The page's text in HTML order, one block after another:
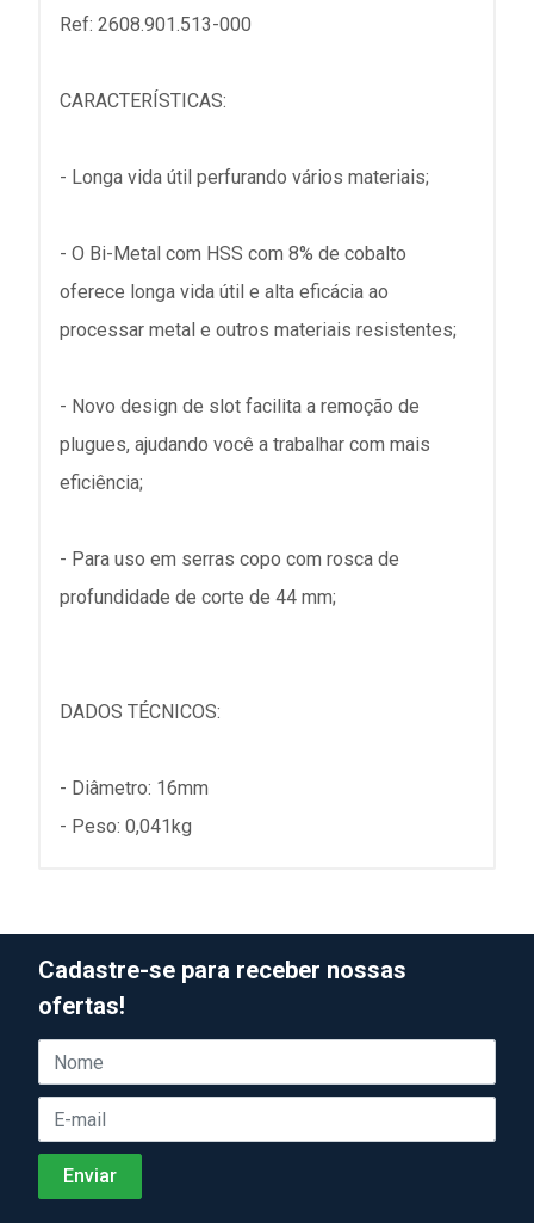
Ref: 2608.901.513-000
CARACTERÍSTICAS:
- Longa vida útil perfurando vários materiais;
- O Bi-Metal com HSS com 8% de cobalto
oferece longa vida útil e alta eficácia ao
processar metal e outros materiais resistentes;
- Novo design de slot facilita a remoção de
plugues, ajudando você a trabalhar com mais
eficiência;
- Para uso em serras copo com rosca de
profundidade de corte de 44 mm;
DADOS TÉCNICOS:
- Diâmetro: 16mm
- Peso: 0,041kg
Cadastre-se para receber nossas
ofertas!